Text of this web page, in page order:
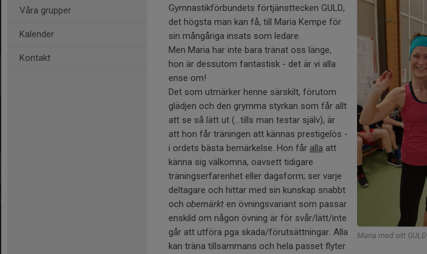
Våra grupper
Kalender
Kontakt
Maria med sitt GULD
Gymnastikförbundets förtjänsttecken GULD,
det högsta man kan få, till Maria Kempe för
sin mångåriga insats som ledare.
Men Maria har inte bara tränat oss länge,
hon är dessutom fantastisk - det är vi alla
ense om!
Det som utmärker henne särskilt, förutom
glädjen och den grymma styrkan som får allt
att se så lätt ut (...tills man testar själv), är
att hon får träningen att kännas prestigelös -
i ordets bästa bemärkelse. Hon får alla att
känna sig välkomna, oavsett tidigare
träningserfarenhet eller dagsform; ser varje
deltagare och hittar med sin kunskap snabbt
och obemärkt en övningsvariant som passar
enskild om någon övning är för svår/lätt/inte
går att utföra pga skada/förutsättningar. Alla
kan träna tillsammans och hela passet flyter